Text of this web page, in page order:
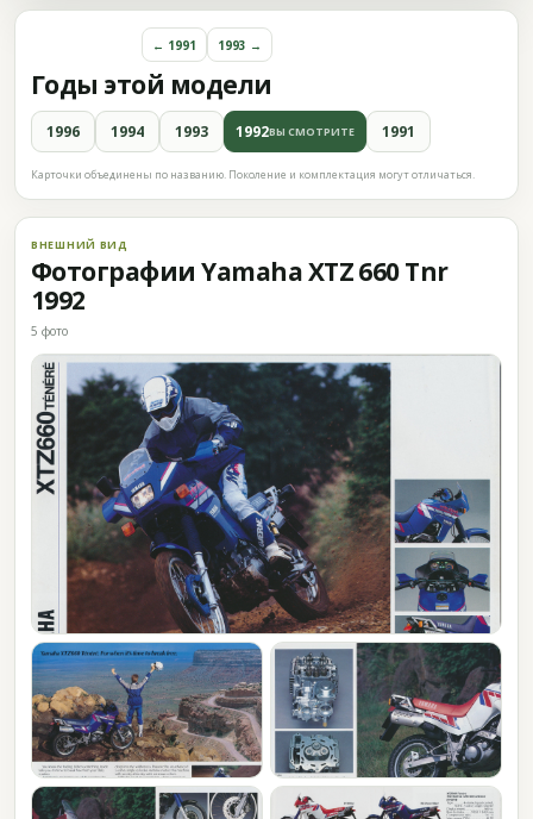
Годы этой модели
← 1991 1993 →
1996 1994 1993 1992ВЫ СМОТРИТЕ 1991
Карточки объединены по названию. Поколение и комплектация могут отличаться.
ВНЕШНИЙ ВИД
Фотографии Yamaha XTZ 660 Tnr
1992
5 фото